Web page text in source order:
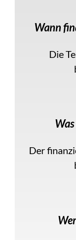
Wann
Die
Der